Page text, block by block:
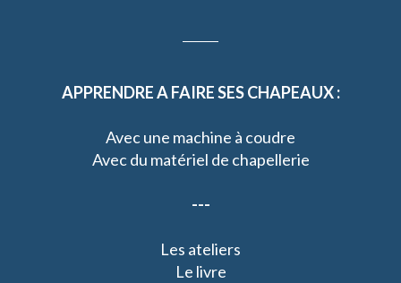
APPRENDRE A FAIRE SES CHAPEAUX :
Avec une machine à coudre
Avec du matériel de chapellerie
---
Les ateliers
Le livre